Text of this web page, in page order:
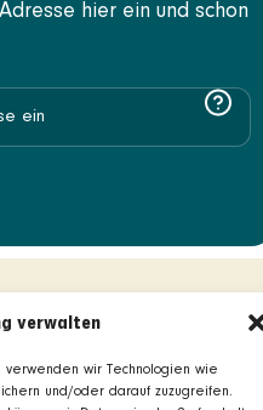
verwalten
wir Technologien wie
und/oder darauf zuzugreifen.
hier ein und schon